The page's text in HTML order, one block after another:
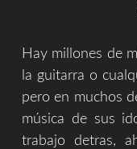
Hay millones de
la guitarra o
pero en muchos
música de sus
trabajo detras,